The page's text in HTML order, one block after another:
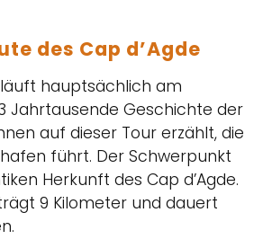
des Cap d’Agde
hauptsächlich am
Jahrtausende Geschichte der
auf dieser Tour erzählt, die
führt. Der Schwerpunkt
Herkunft des Cap d’Agde.
9 Kilometer und dauert